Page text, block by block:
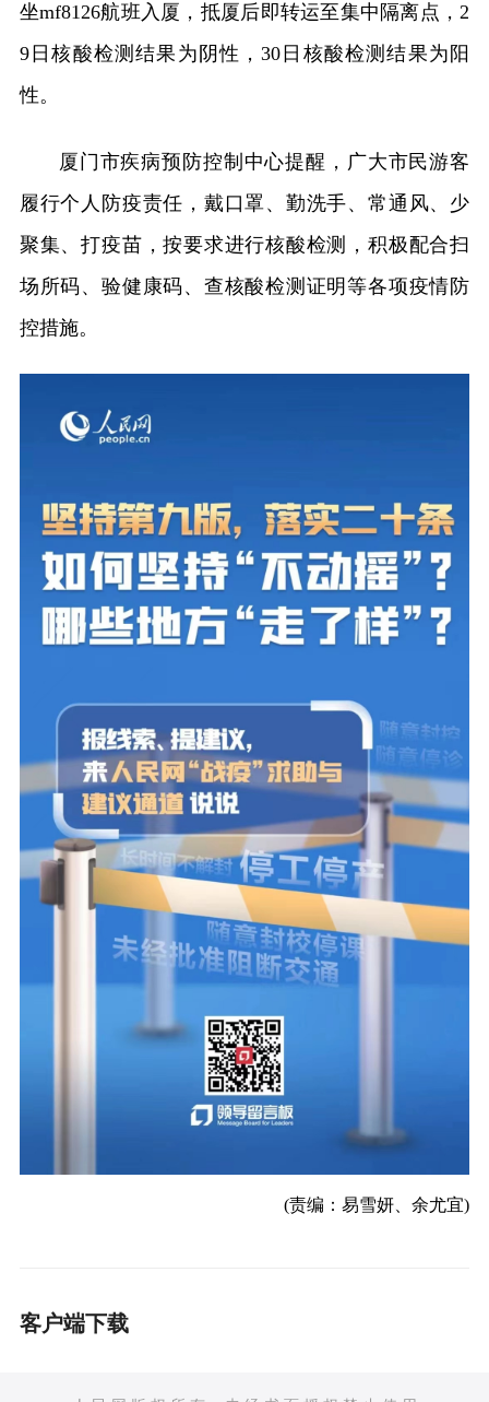
坐mf8126航班入厦，抵厦后即转运至集中隔离点，2
9日核酸检测结果为阴性，30日核酸检测结果为阳
性。
厦门市疾病预防控制中心提醒，广大市民游客
履行个人防疫责任，戴口罩、勤洗手、常通风、少
聚集、打疫苗，按要求进行核酸检测，积极配合扫
场所码、验健康码、查核酸检测证明等各项疫情防
控措施。
(责编：易雪妍、余尤宜)
客户端下载